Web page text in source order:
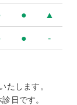
● ▲
● -
たします。
日です。